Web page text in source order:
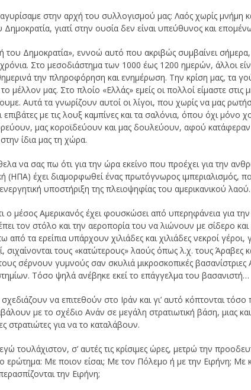
στην αρχή του συλλογισμού μας: Λαός χωρίς μνήμη
Δημοκρατία, γιατί στην ουσία δεν είναι υπεύθυνος και
του Δημοκρατία», εννοώ αυτό που ακριβώς συμβαίνει
Στο μεσοδιάστημα των 1000 έως 1200 ημερών, άλλοι
την πληροφόρηση και ενημέρωση. Την κρίση μας, τα
μέλλον μας. Στο πλοίο «Ελλάς» εμείς οι πολλοί είμαστε
Αυτά τα γνωρίζουν αυτοί οι λίγοι, που χωρίς να μας
με τις λουξ καμπίνες και τα σαλόνια, όπου όχι μόνο
μας κοροϊδεύουν και μας δουλεύουν, αφού
ίδια μας τη χώρα.
να σας πω ότι για την ώρα εκείνο που προέχει για την
(ΗΠΑ) έχει διαμορφωθεί ένας πρωτόγνωρος ιμπεριαλισμός,
υποστήριξη της πλειοψηφίας του αμερικανικού λαού.
ο μέσος Αμερικανός έχει φουσκώσει από υπερηφάνεια για
τον στόλο και την αεροπορία του να λιώνουν με σίδερο
από τα ερείπια υπάρχουν χιλιάδες και χιλιάδες νεκροί
σιχαίνονται τους «κατώτερους» λαούς όπως λ.χ. τους
σέρνουν γυμνούς σαν σκυλιά μικροσκοπικές
Τόσο ψηλά ανέβηκε εκεί το επάγγελμα του βασανιστή…
να επιτεθούν στο Ιράν και γι’ αυτό κόπτονται
με το σχέδιο Ανάν σε μεγάλη στρατιωτική βάση, μιας και
στρατιώτες για να το καταλάβουν.
τουλάχιστον, σ’ αυτές τις κρίσιμες ώρες, μετρώ την
ερώτημα: Με ποιον είσαι; Με τον Πόλεμο ή με την Ειρήνη;
την Ειρήνη;